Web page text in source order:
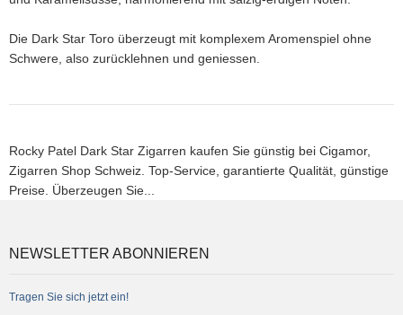
Die Dark Star Toro überzeugt mit komplexem Aromenspiel ohne
Schwere, also zurücklehnen und geniessen.
Rocky Patel Dark Star Zigarren kaufen Sie günstig bei Cigamor,
Zigarren Shop Schweiz. Top-Service, garantierte Qualität, günstige
Preise. Überzeugen Sie...
NEWSLETTER ABONNIEREN
Tragen Sie sich jetzt ein!